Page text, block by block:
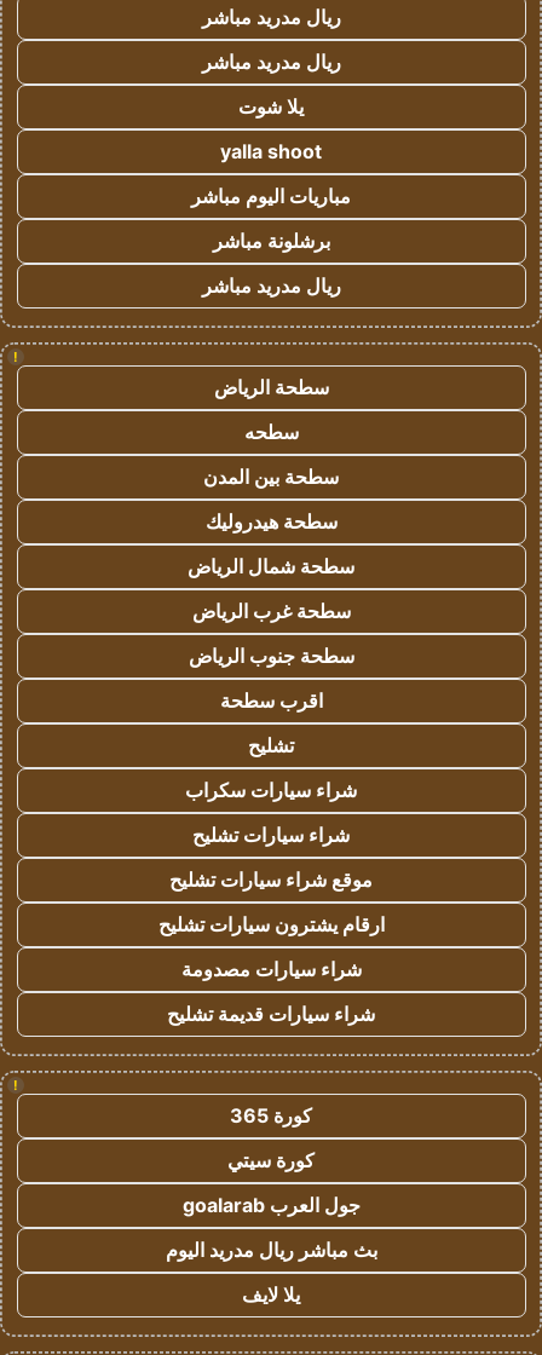
ريال مدريد مباشر
ريال مدريد مباشر
يلا شوت
yalla shoot
مباريات اليوم مباشر
برشلونة مباشر
ريال مدريد مباشر
!
سطحة الرياض
سطحه
سطحة بين المدن
سطحة هيدروليك
سطحة شمال الرياض
سطحة غرب الرياض
سطحة جنوب الرياض
اقرب سطحة
تشليح
شراء سيارات سكراب
شراء سيارات تشليح
موقع شراء سيارات تشليح
ارقام يشترون سيارات تشليح
شراء سيارات مصدومة
شراء سيارات قديمة تشليح
!
كورة 365
كورة سيتي
جول العرب goalarab
بث مباشر ريال مدريد اليوم
يلا لايف